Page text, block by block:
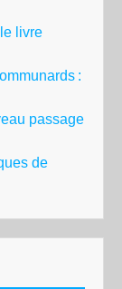
livre
:
passage
de